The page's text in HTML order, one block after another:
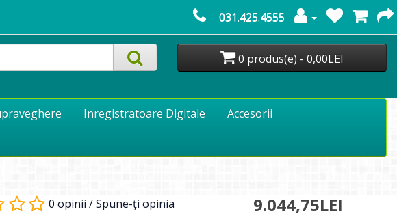
031.425.4555
0 produs(e) - 0,00LEI
Inregistratoare Digitale
Accesorii
0 opinii /Spune-ţi opinia 9.044,75LEI